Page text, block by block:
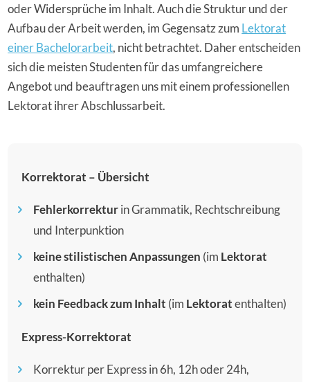
oder Widersprüche im Inhalt. Auch die Struktur und der
Aufbau der Arbeit werden, im Gegensatz zum Lektorat
einer Bachelorarbeit, nicht betrachtet. Daher entscheiden
sich die meisten Studenten für das umfangreichere
Angebot und beauftragen uns mit einem professionellen
Lektorat ihrer Abschlussarbeit.
Korrektorat – Übersicht
Fehlerkorrekturin Grammatik, Rechtschreibung
und Interpunktion
keine stilistischen Anpassungen (im Lektorat
enthalten)
kein Feedback zum Inhalt (im Lektoratenthalten)
Express-Korrektorat
Korrektur per Express in 6h, 12h oder 24h,